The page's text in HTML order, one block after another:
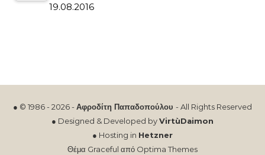
19.08.2016
● © 1986 - 2026 -Αφροδίτη Παπαδοπούλου - All Rights Reserved
● Designed & Developed byVirtùDaimon
● Hosting in Hetzner
Θέμα Graceful από Optima Themes